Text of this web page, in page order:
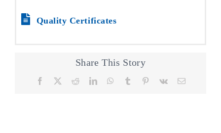
Quality Certificates
Share This Story
Facebook RedditLinkedInWhatsApp
Tumblr Pinterest
Vk Email